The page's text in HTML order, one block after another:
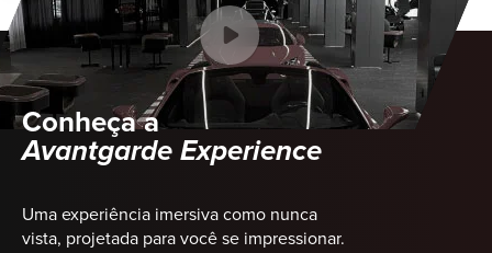
Conheça a
Avantgarde Experience
Uma experiência imersiva como nunca
vista, projetada para você se impressionar.